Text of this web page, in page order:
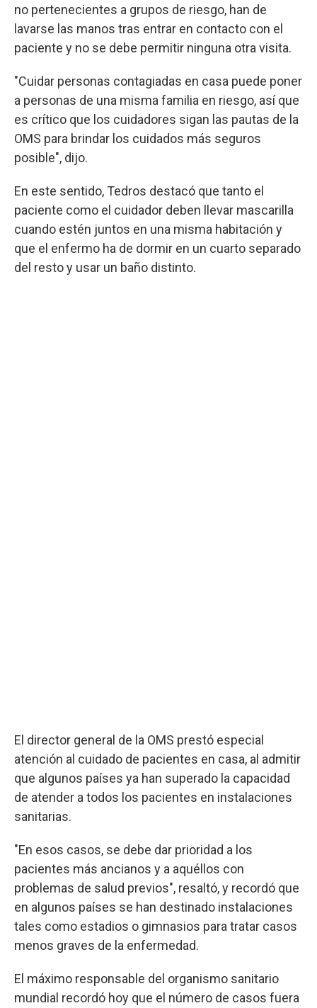
no pertenecientes a grupos de riesgo, han de
lavarse las manos tras entrar en contacto con el
paciente y no se debe permitir ninguna otra visita.
"Cuidar personas contagiadas en casa puede poner
a personas de una misma familia en riesgo, así que
es crítico que los cuidadores sigan las pautas de la
OMS para brindar los cuidados más seguros
posible", dijo.
En este sentido, Tedros destacó que tanto el
paciente como el cuidador deben llevar mascarilla
cuando estén juntos en una misma habitación y
que el enfermo ha de dormir en un cuarto separado
del resto y usar un baño distinto.
El director general de la OMS prestó especial
atención al cuidado de pacientes en casa, al admitir
que algunos países ya han superado la capacidad
de atender a todos los pacientes en instalaciones
sanitarias.
"En esos casos, se debe dar prioridad a los
pacientes más ancianos y a aquéllos con
problemas de salud previos", resaltó, y recordó que
en algunos países se han destinado instalaciones
tales como estadios o gimnasios para tratar casos
menos graves de la enfermedad.
El máximo responsable del organismo sanitario
mundial recordó hoy que el número de casos fuera